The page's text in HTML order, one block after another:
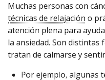
Muchas personas con
técnicas de relajación o
atención plena para
la ansiedad. Son distintas
tratan de calmarse y
Por ejemplo, algunas